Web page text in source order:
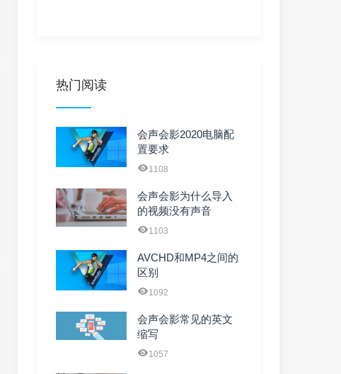
热门阅读
会声会影2020电脑配
置要求
1108
会声会影为什么导入
的视频没有声音
1103
AVCHD和MP4之间的
区别
1092
会声会影常见的英文
缩写
1057